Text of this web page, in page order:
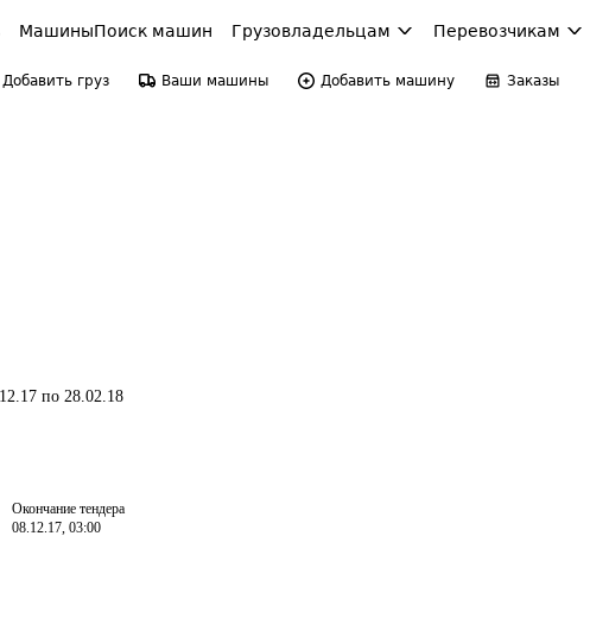
МашиныПоиск машин Грузовладельцам Перевозчикам
Добавить груз Ваши машины Добавить машину Заказы
по 28.02.18
Окончание тендера
08.12.17, 03:00